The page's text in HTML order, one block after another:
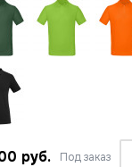
руб. Под заказ